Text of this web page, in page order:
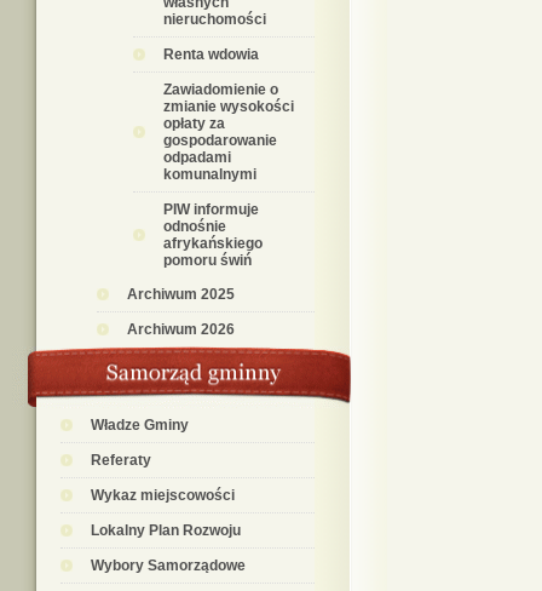
nieruchomości
Renta wdowia
Zawiadomienie o
zmianie wysokości
opłaty za
gospodarowanie
odpadami
komunalnymi
PIW informuje
odnośnie
afrykańskiego
pomoru świń
Archiwum 2025
Archiwum 2026
Władze Gminy
Referaty
Wykaz miejscowości
Lokalny Plan Rozwoju
Wybory Samorządowe